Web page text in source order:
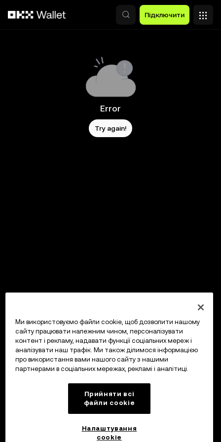
Підключити
Error
Try again!
Ми використовуємо файли cookie, щоб дозволити нашому
сайту працювати належним чином, персоналізувати
контент і рекламу, надавати функції соціальних мереж і
аналізувати наш трафік. Ми також ділимося інформацією
про використання вами нашого сайту з нашими
партнерами в соціальних мережах, рекламі і аналітиці.
Прийняти всі
файли сookie
Налаштування
cookie